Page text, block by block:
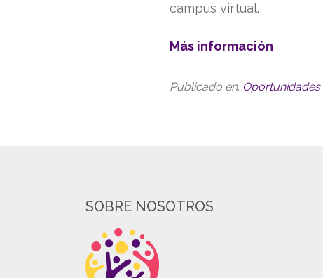
campus virtual.
Más información
Publicado en: Oportunidades
SOBRE NOSOTROS